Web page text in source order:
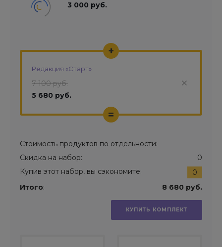
3 000 руб.
Редакция «Старт»
7 100 руб.
5 680 руб.
+
=
Стоимость продуктов по отдельности:
Скидка на набор:
0
Купив этот набор, вы сэкономите:
0
Итого: 8 680 руб.
КУПИТЬ КОМПЛЕКТ